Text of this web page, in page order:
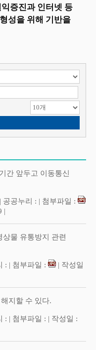
증진과 인터넷 등
성을 위해 기반을
간 앞두고 이동통신
공누리 : | 첨부파일 :
|
물 유통방지 관련
: | 첨부파일 :
| 작성일
지할 수 있다.
: | 첨부파일 : | 작성일 :